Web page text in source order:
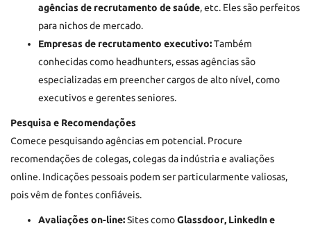
agências de recrutamento de saúde, etc. Eles são perfeitos
para nichos de mercado.
Empresas de recrutamento executivo:Também
conhecidas como headhunters, essas agências são
especializadas em preencher cargos de alto nível, como
executivos e gerentes seniores.
Pesquisa e Recomendações
Comece pesquisando agências em potencial. Procure
recomendações de colegas, colegas da indústria e avaliações
online. Indicações pessoais podem ser particularmente valiosas,
pois vêm de fontes confiáveis.
Avaliações on-line:Sites comoGlassdoor, LinkedIn e